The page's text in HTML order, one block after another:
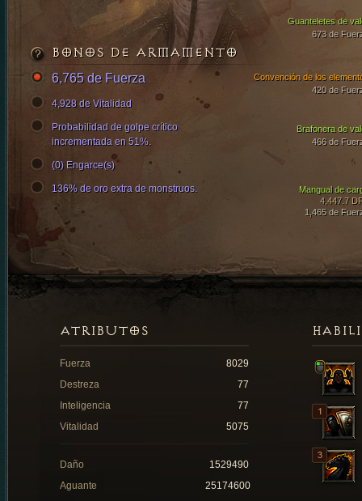
Guanteletes de
673 de
Brafonera de
466 de
Mangual de
4,447.7
1,465 de
Convención de los
420 de
BONOS DE ARMAMENTO
6,765 de Fuerza
4,928 de Vitalidad
Probabilidad de golpe crítico
incrementada en 51%.
(0) Engarce(s)
136% de oro extra de monstruos.
ATRIBUTOS
Fuerza
8029
Destreza
77
Inteligencia
77
Vitalidad
5075
Daño
1529490
Aguante
25174600